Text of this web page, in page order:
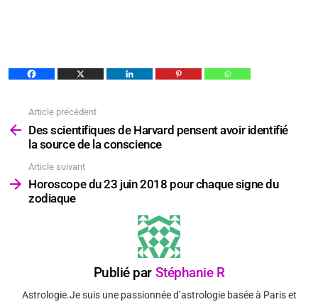
plus
Article précédent
Des scientifiques de Harvard pensent avoir identifié
la source de la conscience
Article suivant
Horoscope du 23 juin 2018 pour chaque signe du
zodiaque
Publié par Stéphanie R
Astrologie.Je suis une passionnée d’astrologie basée à Paris et